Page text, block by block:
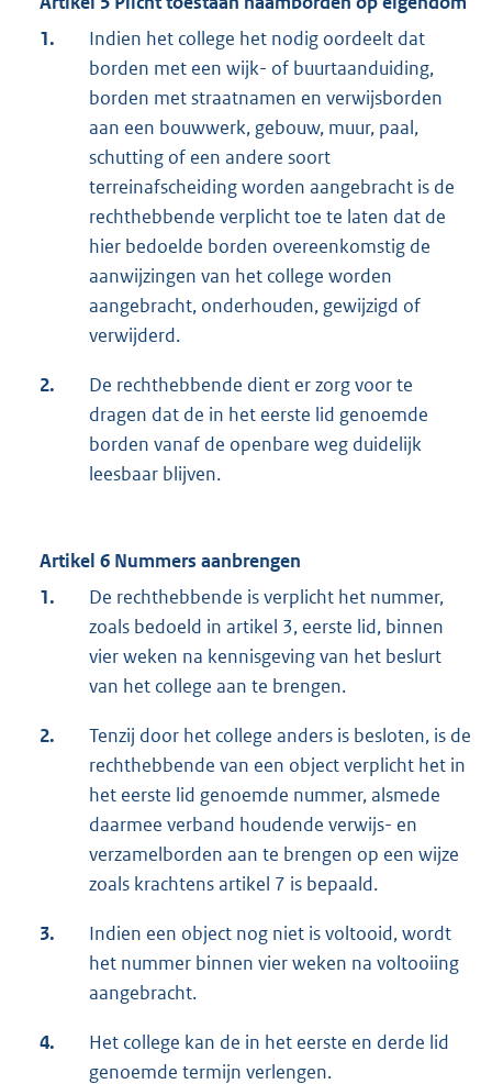
1.
Indien het college het nodig oordeelt dat
borden met een wijk- of buurtaanduiding,
borden met straatnamen en verwijsborden
aan een bouwwerk, gebouw, muur, paal,
schutting of een andere soort
terreinafscheiding worden aangebracht is de
rechthebbende verplicht toe te laten dat de
hier bedoelde borden overeenkomstig de
aanwijzingen van het college worden
aangebracht, onderhouden, gewijzigd of
verwijderd.
2.
De rechthebbende dient er zorg voor te
dragen dat de in het eerste lid genoemde
borden vanaf de openbare weg duidelijk
leesbaar blijven.
Artikel 6 Nummers aanbrengen
1.
De rechthebbende is verplicht het nummer,
zoals bedoeld in artikel 3, eerste lid, binnen
vier weken na kennisgeving van het beslurt
van het college aan te brengen.
2.
Tenzij door het college anders is besloten, is de
rechthebbende van een object verplicht het in
het eerste lid genoemde nummer, alsmede
daarmee verband houdende verwijs- en
verzamelborden aan te brengen op een wijze
zoals krachtens artikel 7 is bepaald.
3.
Indien een object nog niet is voltooid, wordt
het nummer binnen vier weken na voltooiing
aangebracht.
4.
Het college kan de in het eerste en derde lid
genoemde termijn verlengen.